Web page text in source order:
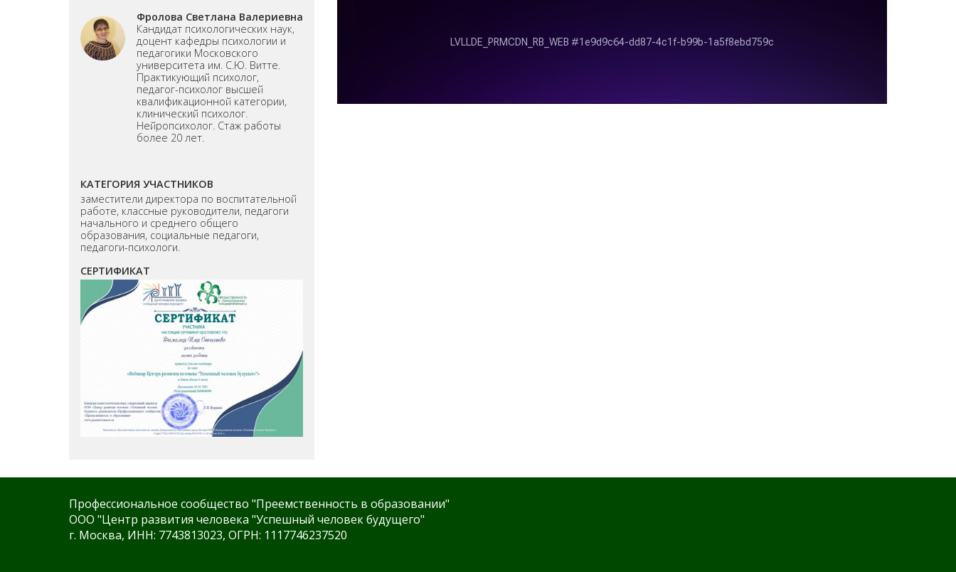
Фролова Светлана Валериевна
Кандидат психологических наук,
доцент кафедры психологии и
педагогики Московского
университета им. С.Ю. Витте.
Практикующий психолог,
педагог-психолог высшей
квалификационной категории,
клинический психолог.
Нейропсихолог. Стаж работы
более 20 лет.
КАТЕГОРИЯ УЧАСТНИКОВ
заместители директора по воспитательной
работе, классные руководители, педагоги
начального и среднего общего
образования, социальные педагоги,
педагоги-психологи.
СЕРТИФИКАТ
Профессиональное сообщество "Преемственность в образовании"
ООО "Центр развития человека "Успешный человек будущего"
г. Москва, ИНН: 7743813023, ОГРН: 1117746237520